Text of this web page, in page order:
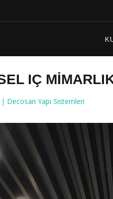
IÇ
Decosan Yapı Sistemleri